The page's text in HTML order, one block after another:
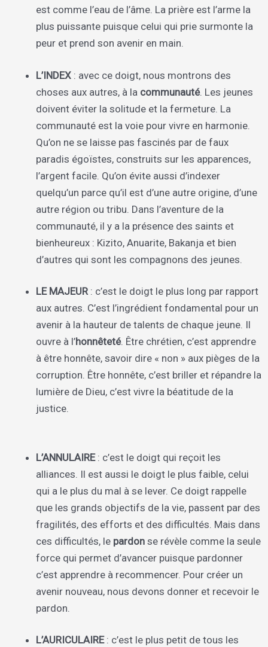
est comme l’eau de l’âme. La prière est l’arme la
plus puissante puisque celui qui prie surmonte la
peur et prend son avenir en main.
L’INDEX : avec ce doigt, nous montrons des
choses aux autres, à la communauté. Les jeunes
doivent éviter la solitude et la fermeture. La
communauté est la voie pour vivre en harmonie.
Qu’on ne se laisse pas fascinés par de faux
paradis égoïstes, construits sur les apparences,
l’argent facile. Qu’on évite aussi d’indexer
quelqu’un parce qu’il est d’une autre origine, d’une
autre région ou tribu. Dans l’aventure de la
communauté, il y a la présence des saints et
bienheureux : Kizito, Anuarite, Bakanja et bien
d’autres qui sont les compagnons des jeunes.
LE MAJEUR : c’est le doigt le plus long par rapport
aux autres. C’est l’ingrédient fondamental pour un
avenir à la hauteur de talents de chaque jeune. Il
ouvre à l’honnêteté. Être chrétien, c’est apprendre
à être honnête, savoir dire « non » aux pièges de la
corruption. Être honnête, c’est briller et répandre la
lumière de Dieu, c’est vivre la béatitude de la
justice.
L’ANNULAIRE: c’est le doigt qui reçoit les
alliances. Il est aussi le doigt le plus faible, celui
qui a le plus du mal à se lever. Ce doigt rappelle
que les grands objectifs de la vie, passent par des
fragilités, des efforts et des difficultés. Mais dans
ces difficultés, le pardonse révèle comme la seule
force qui permet d’avancer puisque pardonner
c’est apprendre à recommencer. Pour créer un
avenir nouveau, nous devons donner et recevoir le
pardon.
L’AURICULAIRE: c’est le plus petit de tous les